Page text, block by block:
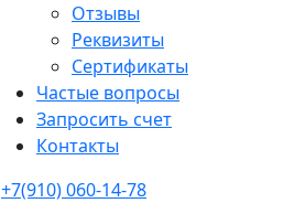
Отзывы
Реквизиты
Сертификаты
Частые вопросы
Запросить счет
Контакты
+7(910) 060-14-78